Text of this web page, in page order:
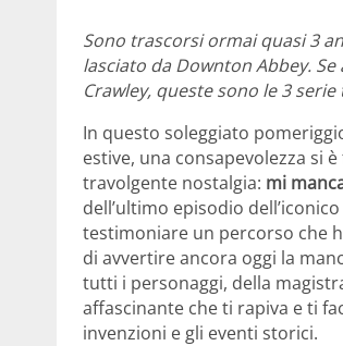
Sono trascorsi ormai quasi 3
lasciato da Downton Abbey.
Crawley, queste sono le 3
In questo soleggiato
estive, una consapevolezza si
travolgente nostalgia: mi
dell’ultimo episodio dell’iconico
testimoniare un percorso che
di avvertire ancora oggi la
tutti i personaggi, della
affascinante che ti rapiva e ti
invenzioni e gli eventi storici.